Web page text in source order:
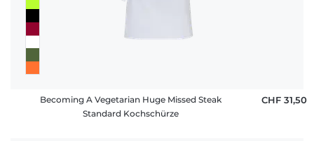
Becoming A Vegetarian Huge Missed Steak
Standard Kochschürze
CHF 31,50